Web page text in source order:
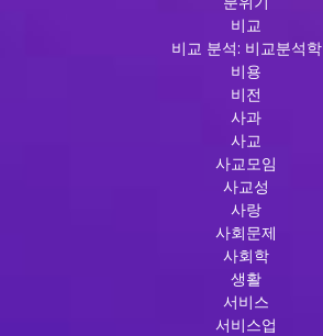
비교
비교 분석: 비교분석학
비용
비전
사과
사교
사교모임
사교성
사랑
사회문제
사회학
생활
서비스
서비스업